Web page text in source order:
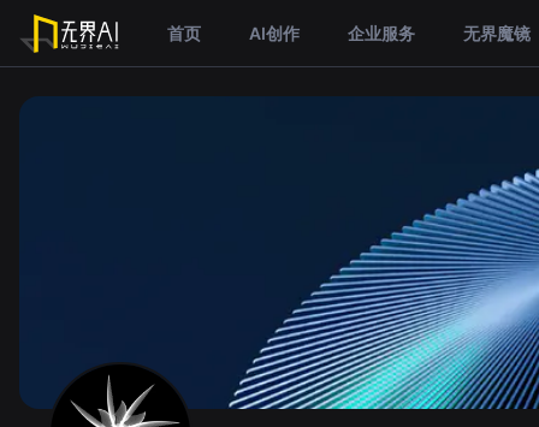
首页 AI创作 企业服务 无界魔镜